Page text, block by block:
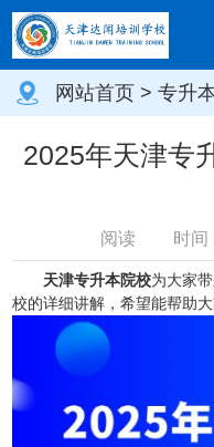
网站首页 > 专升
有哪些学校?
2025年天津专
阅读 时间
天津专升本院校为大家
校的详细讲解，希望能帮助